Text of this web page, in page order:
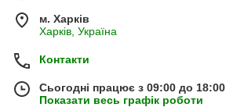
м. Харків
Харків, Україна
Контакти
Сьогодні працює з 09:00 до 18:00
Показати весь графік роботи